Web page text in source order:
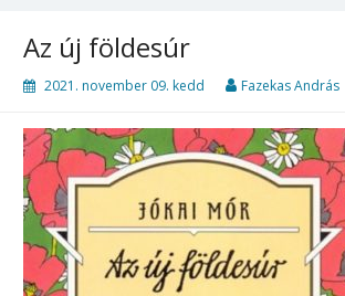
Az új földesúr
2021. november 09. kedd Fazekas András